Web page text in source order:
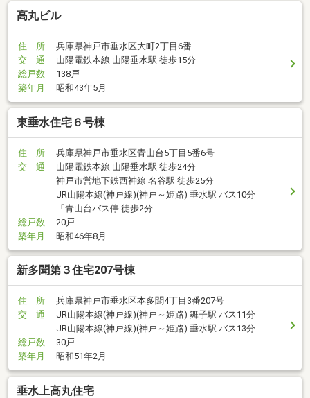
高丸ビル
住 所
兵庫県神戸市垂水区大町2丁目6番
交 通
山陽電鉄本線 山陽垂水駅 徒歩15分
総戸数
138戸
築年月
昭和43年5月
東垂水住宅６号棟
住 所
兵庫県神戸市垂水区青山台5丁目5番6号
交 通
山陽電鉄本線 山陽垂水駅 徒歩24分
神戸市営地下鉄西神線 名谷駅 徒歩25分
JR山陽本線(神戸線)(神戸～姫路) 垂水駅 バス10分
「青山台バス停 徒歩2分
総戸数
20戸
築年月
昭和46年8月
新多聞第３住宅207号棟
住 所
兵庫県神戸市垂水区本多聞4丁目3番207号
交 通
JR山陽本線(神戸線)(神戸～姫路) 舞子駅 バス11分
JR山陽本線(神戸線)(神戸～姫路) 垂水駅 バス13分
総戸数
30戸
築年月
昭和51年2月
垂水上高丸住宅